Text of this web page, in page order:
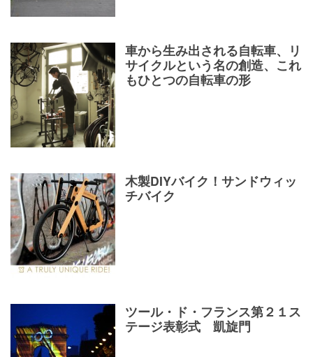
車から生み出される自転車、リ
サイクルという名の創造、これ
もひとつの自転車の形
木製DIYバイク！サンドウィッ
チバイク
ツール・ド・フランス第２１ス
テージ表彰式 凱旋門